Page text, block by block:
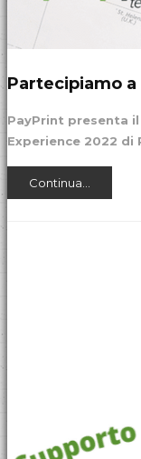
Partecipiamo a
PayPrint presenta
Experience 2022 di
Continua...